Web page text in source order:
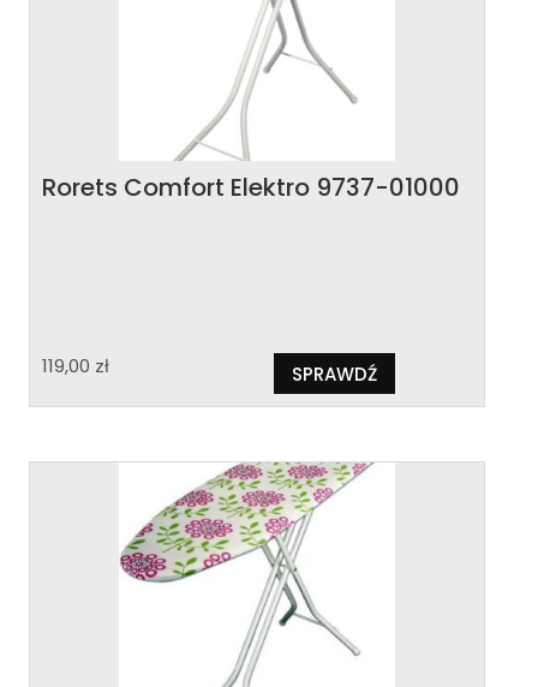
Rorets Comfort Elektro 9737-01000
119,00 zł SPRAWDŹ